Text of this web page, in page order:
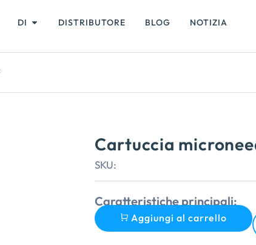
DI DISTRIBUTORE BLOG NOTIZIA
Cartuccia
SKU:
Caratteristiche principali:
Aggiungi al carrello